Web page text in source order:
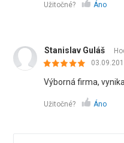
Užitočné? Áno
Stanislav Guláš
Výborná firma,
Užitočné? Áno